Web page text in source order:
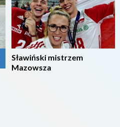
Sławiński mistrzem
Mazowsza